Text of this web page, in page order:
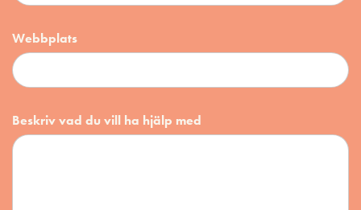
Webbplats
Beskriv vad du vill ha hjälp med